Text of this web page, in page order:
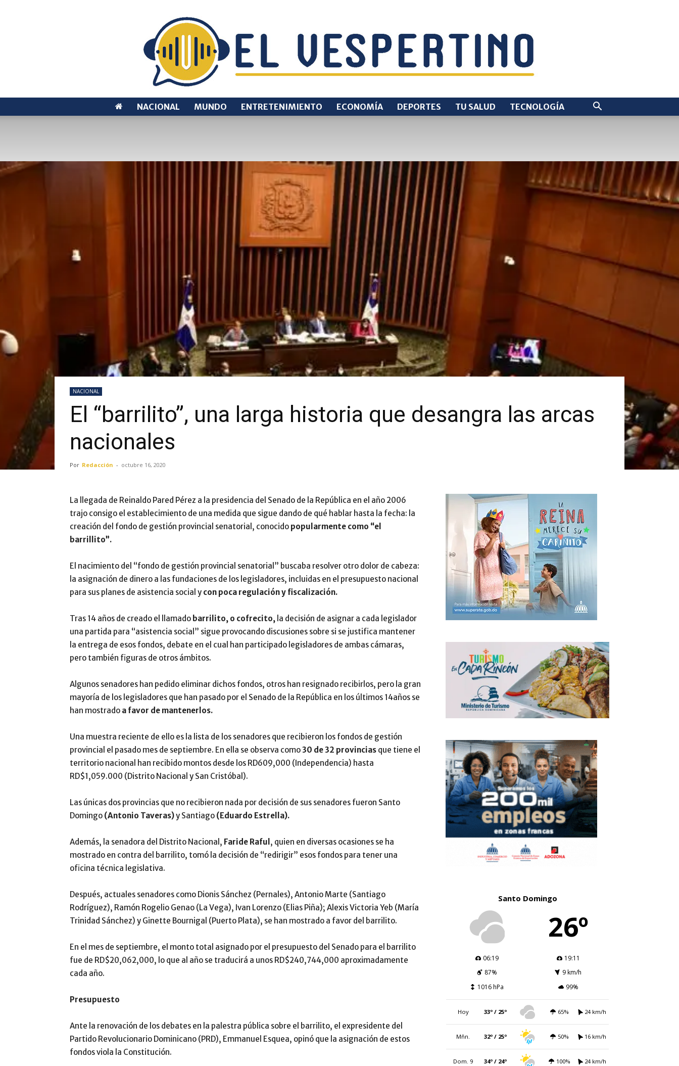
VESPERTINO
NACIONAL MUNDO ENTRETENIMIENTO ECONOMÍA DEPORTES TU SALUD TECNOLOGÍA
NACIONAL
El “barrilito”, una larga historia que desangra las arcas
nacionales
Por Redacción - octubre 16, 2020
La llegada de Reinaldo Pared Pérez a la presidencia del Senado de la República en el año 2006
trajo consigo el establecimiento de una medida que sigue dando de qué hablar hasta la fecha: la
creación del fondo de gestión provincial senatorial, conocido popularmente como “el
barrillito”.
El nacimiento del “fondo de gestión provincial senatorial” buscaba resolver otro dolor de cabeza:
la asignación de dinero a las fundaciones de los legisladores, incluidas en el presupuesto nacional
para sus planes de asistencia social y con poca regulación y fiscalización.
Tras 14 años de creado el llamado barrilito, o cofrecito, la decisión de asignar a cada legislador
una partida para “asistencia social” sigue provocando discusiones sobre si se justifica mantener
la entrega de esos fondos, debate en el cual han participado legisladores de ambas cámaras,
pero también figuras de otros ámbitos.
Algunos senadores han pedido eliminar dichos fondos, otros han resignado recibirlos, pero la gran
mayoría de los legisladores que han pasado por el Senado de la República en los últimos 14años se
han mostrado a favor de mantenerlos.
Una muestra reciente de ello es la lista de los senadores que recibieron los fondos de gestión
provincial el pasado mes de septiembre. En ella se observa como30 de 32 provincias que tiene el
territorio nacional han recibido montos desde los RD609,000 (Independencia) hasta
RD$1,059.000 (Distrito Nacional y San Cristóbal).
Las únicas dos provincias que no recibieron nada por decisión de sus senadores fueron Santo
Domingo (Antonio Taveras)y Santiago (Eduardo Estrella).
Además, la senadora del Distrito Nacional, Faride Raful , quien en diversas ocasiones se ha
mostrado en contra del barrilito, tomó la decisión de “redirigir” esos fondos para tener una
oficina técnica legislativa.
Después, actuales senadores como Dionis Sánchez (Pernales), Antonio Marte (Santiago
Rodríguez), Ramón Rogelio Genao (La Vega), Ivan Lorenzo (Elias Piña); Alexis Victoria Yeb (María
Trinidad Sánchez) y Ginette Bournigal (Puerto Plata), se han mostrado a favor del barrilito.
En el mes de septiembre, el monto total asignado por el presupuesto del Senado para el barrilito
fue de RD$20,062,000, lo que al año se traducirá a unos RD$240,744,000 aproximadamente
cada año.
Presupuesto
Ante la renovación de los debates en la palestra pública sobre el barrilito, el expresidente del
Partido Revolucionario Dominicano (PRD), Emmanuel Esquea, opinó que la asignación de estos
fondos viola la Constitución.
Santo Domingo
26º
06:19
19:11
87%
9 km/h
1016 hPa
99%
Hoy 33º / 25º 65% 24 km/h
Mñn. 32º / 25º 50% 16 km/h
Dom. 9 34º / 24º 100% 24 km/h